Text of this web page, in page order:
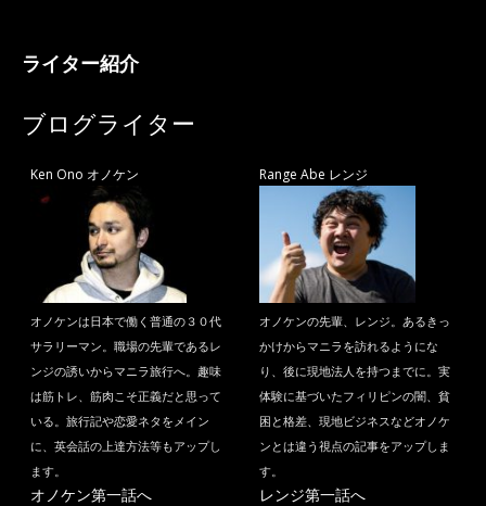
ライター紹介
ブログライター
Ken Ono オノケン
オノケンは日本で働く普通の３０代
サラリーマン。職場の先輩であるレ
ンジの誘いからマニラ旅行へ。趣味
は筋トレ、筋肉こそ正義だと思って
いる。旅行記や恋愛ネタをメイン
に、英会話の上達方法等もアップし
ます。
オノケン第一話へ
Range Abe レンジ
オノケンの先輩、レンジ。あるきっ
かけからマニラを訪れるようにな
り、後に現地法人を持つまでに。実
体験に基づいたフィリピンの闇、貧
困と格差、現地ビジネスなどオノケ
ンとは違う視点の記事をアップしま
す。
レンジ第一話へ